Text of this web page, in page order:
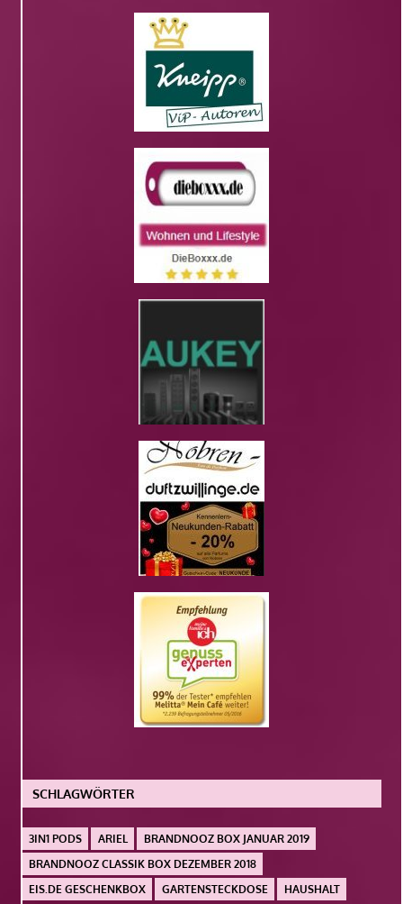
SCHLAGWÖRTER
3IN1 PODS ARIEL
BRANDNOOZ BOX JANUAR 2019
BRANDNOOZ CLASSIK BOX DEZEMBER 2018
EIS.DE GESCHENKBOX
GARTENSTECKDOSE HAUSHALT